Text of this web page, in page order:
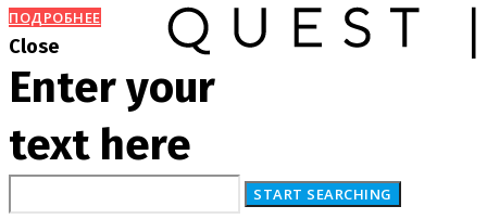
ПОДРОБНЕЕ
Close
Enter your
text here